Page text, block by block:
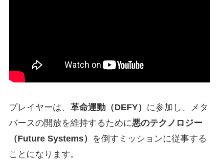
プレイヤーは、 革命運動（DEFY） に参加し、メタ
バースの開放を維持するために悪のテクノロジー
（Future Systems）
を倒すミッションに従事する
ことになります。